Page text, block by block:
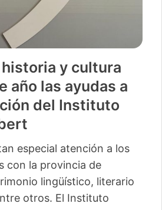
y cultura
año las ayudas a
del Instituto
especial atención a los
con la provincia de
lingüístico, literario
otros. El Instituto